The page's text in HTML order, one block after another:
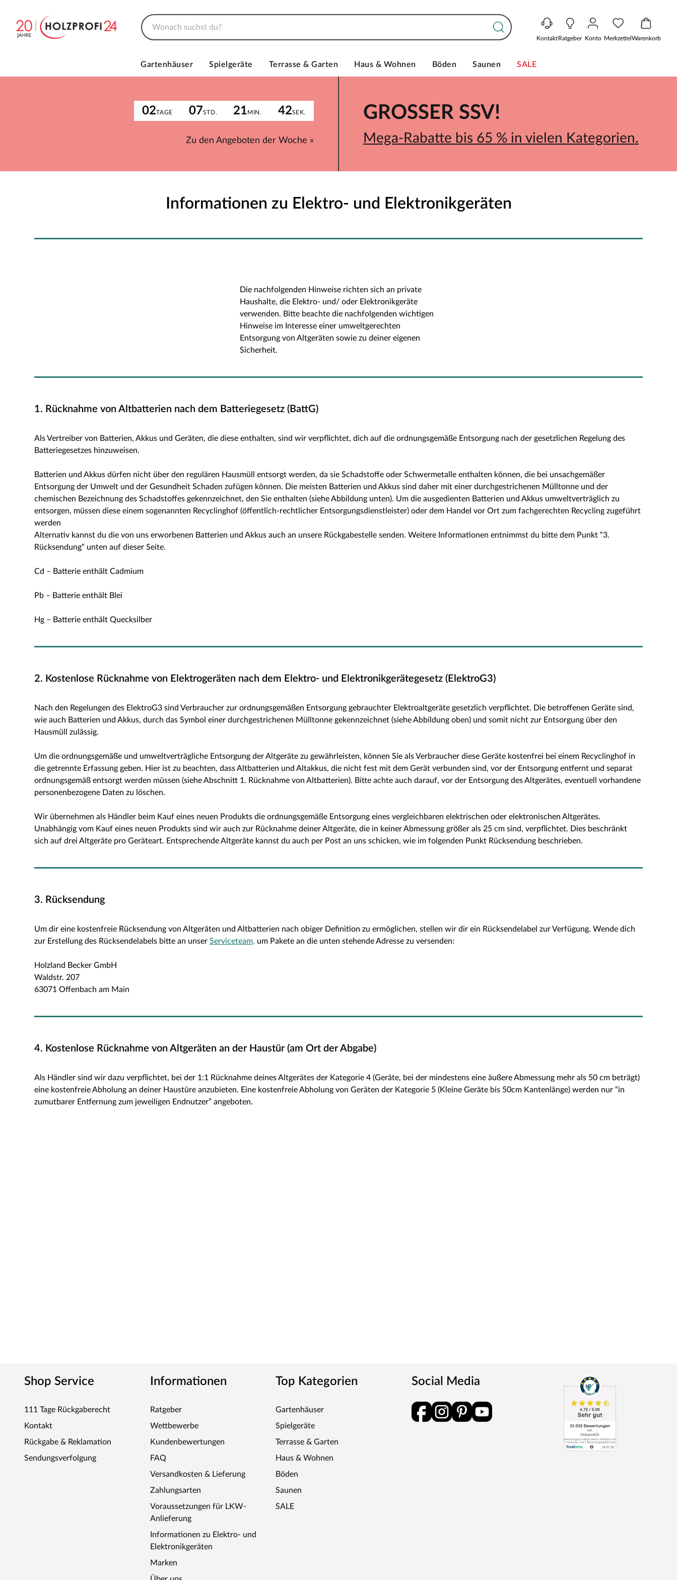
KontaktRatgeber Konto MerkzettelWarenkorb
Gartenhäuser Spielgeräte Terrasse & Garten Haus & Wohnen Böden Saunen SALE
02TAGE 07STD. 21MIN. 42SEK.
Zu den Angeboten der Woche »
GROSSER SSV!
Mega-Rabatte bis 65 % in vielen Kategorien.
Informationen zu Elektro- und Elektronikgeräten
Die nachfolgenden Hinweise richten sich an private
Haushalte, die Elektro- und/ oder Elektronikgeräte
verwenden. Bitte beachte die nachfolgenden wichtigen
Hinweise im Interesse einer umweltgerechten
Entsorgung von Altgeräten sowie zu deiner eigenen
Sicherheit.
1. Rücknahme von Altbatterien nach dem Batteriegesetz (BattG)
Als Vertreiber von Batterien, Akkus und Geräten, die diese enthalten, sind wir verpflichtet, dich auf die ordnungsgemäße Entsorgung nach der gesetzlichen Regelung des
Batteriegesetzes hinzuweisen.
Batterien und Akkus dürfen nicht über den regulären Hausmüll entsorgt werden, da sie Schadstoffe oder Schwermetalle enthalten können, die bei unsachgemäßer
Entsorgung der Umwelt und der Gesundheit Schaden zufügen können. Die meisten Batterien und Akkus sind daher mit einer durchgestrichenen Mülltonne und der
chemischen Bezeichnung des Schadstoffes gekennzeichnet, den Sie enthalten (siehe Abbildung unten). Um die ausgedienten Batterien und Akkus umweltverträglich zu
entsorgen, müssen diese einem sogenannten Recyclinghof (öffentlich-rechtlicher Entsorgungsdienstleister) oder dem Handel vor Ort zum fachgerechten Recycling zugeführt
werden
Alternativ kannst du die von uns erworbenen Batterien und Akkus auch an unsere Rückgabestelle senden. Weitere Informationen entnimmst du bitte dem Punkt “3.
Rücksendung“ unten auf dieser Seite.
Cd – Batterie enthält Cadmium
Pb – Batterie enthält Blei
Hg – Batterie enthält Quecksilber
2. Kostenlose Rücknahme von Elektrogeräten nach dem Elektro- und Elektronikgerätegesetz (ElektroG3)
Nach den Regelungen des ElektroG3 sind Verbraucher zur ordnungsgemäßen Entsorgung gebrauchter Elektroaltgeräte gesetzlich verpflichtet. Die betroffenen Geräte sind,
wie auch Batterien und Akkus, durch das Symbol einer durchgestrichenen Mülltonne gekennzeichnet (siehe Abbildung oben) und somit nicht zur Entsorgung über den
Hausmüll zulässig.
Um die ordnungsgemäße und umweltverträgliche Entsorgung der Altgeräte zu gewährleisten, können Sie als Verbraucher diese Geräte kostenfrei bei einem Recyclinghof in
die getrennte Erfassung geben. Hier ist zu beachten, dass Altbatterien und Altakkus, die nicht fest mit dem Gerät verbunden sind, vor der Entsorgung entfernt und separat
ordnungsgemäß entsorgt werden müssen (siehe Abschnitt 1. Rücknahme von Altbatterien). Bitte achte auch darauf, vor der Entsorgung des Altgerätes, eventuell vorhandene
personenbezogene Daten zu löschen.
Wir übernehmen als Händler beim Kauf eines neuen Produkts die ordnungsgemäße Entsorgung eines vergleichbaren elektrischen oder elektronischen Altgerätes.
Unabhängig vom Kauf eines neuen Produkts sind wir auch zur Rücknahme deiner Altgeräte, die in keiner Abmessung größer als 25 cm sind, verpflichtet. Dies beschränkt
sich auf drei Altgeräte pro Geräteart. Entsprechende Altgeräte kannst du auch per Post an uns schicken, wie im folgenden Punkt Rücksendung beschrieben.
3. Rücksendung
Um dir eine kostenfreie Rücksendung von Altgeräten und Altbatterien nach obiger Definition zu ermöglichen, stellen wir dir ein Rücksendelabel zur Verfügung. Wende dich
zur Erstellung des Rücksendelabels bitte an unser Serviceteam, um Pakete an die unten stehende Adresse zu versenden:
Holzland Becker GmbH
Waldstr. 207
63071 Offenbach am Main
4. Kostenlose Rücknahme von Altgeräten an der Haustür (am Ort der Abgabe)
Als Händler sind wir dazu verpflichtet, bei der 1:1 Rücknahme deines Altgerätes der Kategorie 4 (Geräte, bei der mindestens eine äußere Abmessung mehr als 50 cm beträgt)
eine kostenfreie Abholung an deiner Haustüre anzubieten. Eine kostenfreie Abholung von Geräten der Kategorie 5 (Kleine Geräte bis 50cm Kantenlänge) werden nur “in
zumutbarer Entfernung zum jeweiligen Endnutzer” angeboten.
Shop Service
111 Tage Rückgaberecht
Kontakt
Rückgabe & Reklamation
Sendungsverfolgung
Informationen
Ratgeber
Wettbewerbe
Kundenbewertungen
FAQ
Versandkosten & Lieferung
Zahlungsarten
Voraussetzungen für LKW-
Anlieferung
Informationen zu Elektro- und
Elektronikgeräten
Marken
Top Kategorien
Gartenhäuser
Spielgeräte
Terrasse & Garten
Haus & Wohnen
Böden
Saunen
SALE
Social Media